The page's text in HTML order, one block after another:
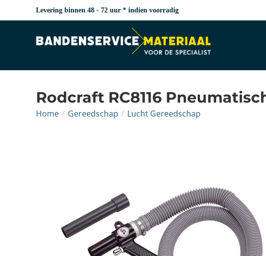
Levering binnen 48 - 72 uur * indien voorradig
Rodcraft RC8116
Home / Gereedschap / Lucht Gereedschap